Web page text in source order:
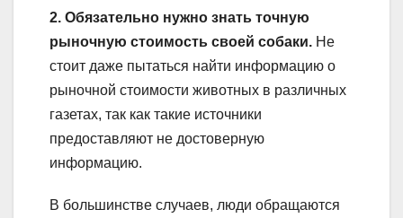
2. Обязательно нужно знать точную
рыночную стоимость своей собаки. Не
стоит даже пытаться найти информацию о
рыночной стоимости животных в различных
газетах, так как такие источники
предоставляют не достоверную
информацию.
В большинстве случаев, люди обращаются